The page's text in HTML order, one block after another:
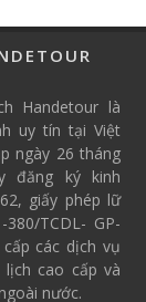
Handetour là
uy tín tại Việt
ngày 26 tháng
đăng ký kinh
giấy phép lữ
TCDL- GP-
cấp các dịch vụ
cao cấp và
nước.